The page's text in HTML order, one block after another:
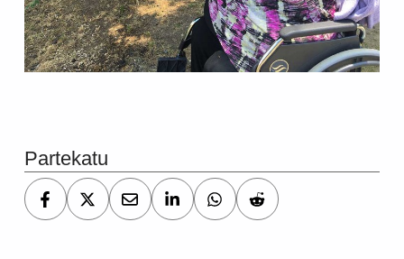
Partekatu